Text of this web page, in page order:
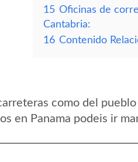
15 Oficinas de
Cantabria:
16 Contenido
como del pueblo
en Panama podeis ir